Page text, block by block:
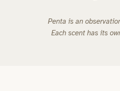
Penta is an
Each scent has its